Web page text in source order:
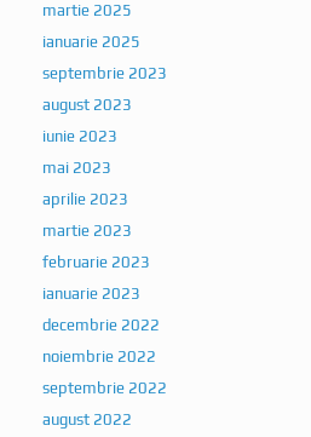
martie 2025
ianuarie 2025
septembrie 2023
august 2023
iunie 2023
mai 2023
aprilie 2023
martie 2023
februarie 2023
ianuarie 2023
decembrie 2022
noiembrie 2022
septembrie 2022
august 2022